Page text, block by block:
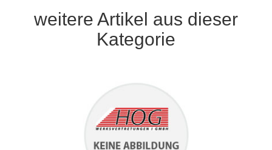
weitere Artikel aus dieser
Kategorie